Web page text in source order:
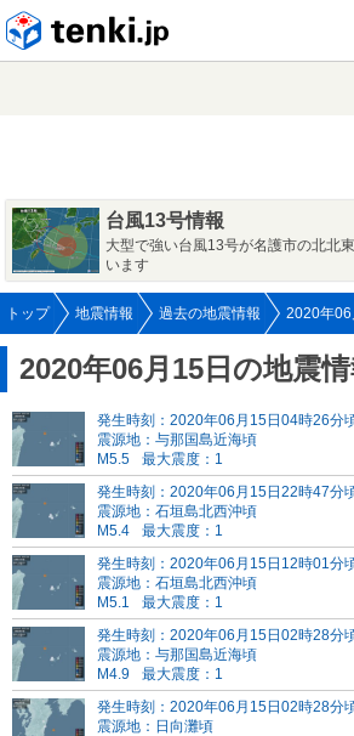
台風13号情報
大型で強い台風13号が名護市の北北
います
トップ 地震情報 過去の地震情報 2020年06
2020年06月15日の地震
発生時刻：2020年06月15日04時26分
震源地：与那国島近海頃
M5.5
最大震度：1
発生時刻：2020年06月15日22時47分
震源地：石垣島北西沖頃
M5.4
最大震度：1
発生時刻：2020年06月15日12時01分
震源地：石垣島北西沖頃
M5.1
最大震度：1
発生時刻：2020年06月15日02時28分
震源地：与那国島近海頃
M4.9
最大震度：1
発生時刻：2020年06月15日02時28分
震源地：日向灘頃